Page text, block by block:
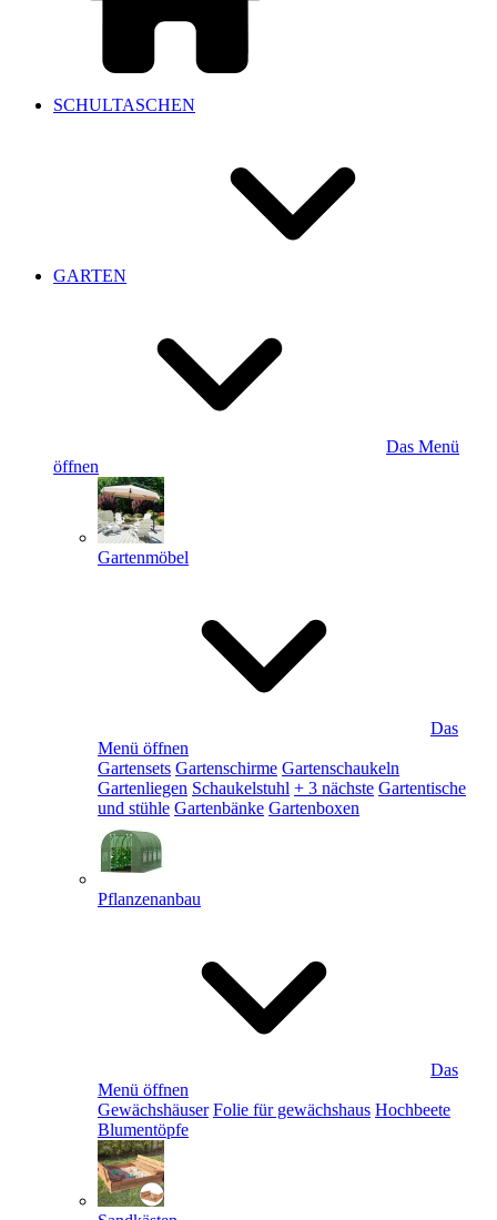
SCHULTASCHEN
GARTEN
Das Menü
öffnen
Gartenmöbel
Das
Menü öffnen
Gartensets Gartenschirme Gartenschaukeln
Gartenliegen Schaukelstuhl + 3 nächste Gartentische
und stühle Gartenbänke Gartenboxen
Pflanzenanbau
Das
Menü öffnen
Gewächshäuser Folie für gewächshaus Hochbeete
Blumentöpfe